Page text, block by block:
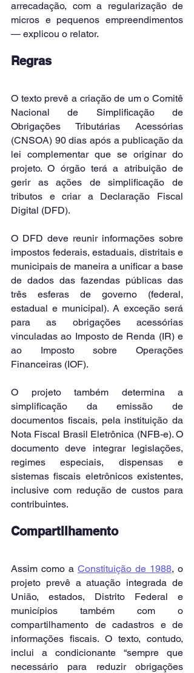
arrecadação, com a regularização de
micros e pequenos empreendimentos
— explicou o relator.
Regras
O texto prevê a criação de um o Comitê
Nacional de Simplificação de
Obrigações Tributárias Acessórias
(CNSOA) 90 dias após a publicação da
lei complementar que se originar do
projeto. O órgão terá a atribuição de
gerir as ações de simplificação de
tributos e criar a Declaração Fiscal
Digital (DFD).
O DFD deve reunir informações sobre
impostos federais, estaduais, distritais e
municipais de maneira a unificar a base
de dados das fazendas públicas das
três esferas de governo (federal,
estadual e municipal). A exceção será
para as obrigações acessórias
vinculadas ao Imposto de Renda (IR) e
ao Imposto sobre Operações
Financeiras (IOF).
O projeto também determina a
simplificação da emissão de
documentos fiscais, pela instituição da
Nota Fiscal Brasil Eletrônica (NFB-e). O
documento deve integrar legislações,
regimes especiais, dispensas e
sistemas fiscais eletrônicos existentes,
inclusive com redução de custos para
contribuintes.
Compartilhamento
Assim como a Constituição de 1988, o
projeto prevê a atuação integrada de
União, estados, Distrito Federal e
municípios também com o
compartilhamento de cadastros e de
informações fiscais. O texto, contudo,
inclui a condicionante “sempre que
necessário para reduzir obrigações